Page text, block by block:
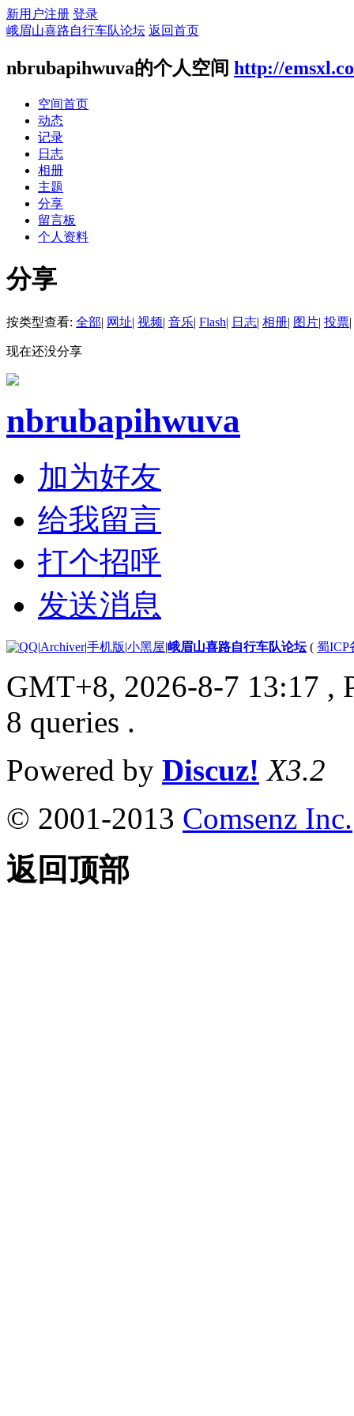
新用户注册 登录
峨眉山喜路自行车队论坛 返回首页
nbrubapihwuva的个人空间 http://
空间首页
动态
记录
日志
相册
主题
分享
留言板
个人资料
分享
按类型查看: 全部| 网址| 视频| 音乐| Flash| 日志| 相册| 图片| 投票|
现在还没分享
nbrubapihwuva
加为好友
给我留言
打个招呼
发送消息
|Archiver|手机版|小黑屋|峨眉山喜路自行车队论坛( 蜀ICP
GMT+8, 2026-8-7 13:17 ,
8 queries .
Powered by Discuz! X3.2
© 2001-2013 Comsenz Inc.
返回顶部